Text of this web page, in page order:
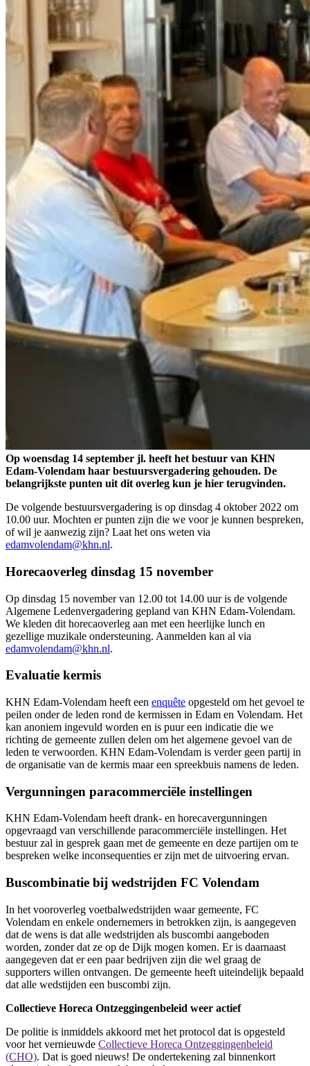
Op woensdag 14 september jl. heeft het bestuur van KHN
Edam-Volendam haar bestuursvergadering gehouden. De
belangrijkste punten uit dit overleg kun je hier terugvinden.
De volgende bestuursvergadering is op dinsdag 4 oktober 2022 om
10.00 uur. Mochten er punten zijn die we voor je kunnen bespreken,
of wil je aanwezig zijn? Laat het ons weten via
edamvolendam@khn.nl.
Horecaoverleg dinsdag 15 november
Op dinsdag 15 november van 12.00 tot 14.00 uur is de volgende
Algemene Ledenvergadering gepland van KHN Edam-Volendam.
We kleden dit horecaoverleg aan met een heerlijke lunch en
gezellige muzikale ondersteuning. Aanmelden kan al via
edamvolendam@khn.nl.
Evaluatie kermis
KHN Edam-Volendam heeft een enquête opgesteld om het gevoel te
peilen onder de leden rond de kermissen in Edam en Volendam. Het
kan anoniem ingevuld worden en is puur een indicatie die we
richting de gemeente zullen delen om het algemene gevoel van de
leden te verwoorden. KHN Edam-Volendam is verder geen partij in
de organisatie van de kermis maar een spreekbuis namens de leden.
Vergunningen paracommerciële instellingen
KHN Edam-Volendam heeft drank- en horecavergunningen
opgevraagd van verschillende paracommerciële instellingen. Het
bestuur zal in gesprek gaan met de gemeente en deze partijen om te
bespreken welke inconsequenties er zijn met de uitvoering ervan.
Buscombinatie bij wedstrijden FC Volendam
In het vooroverleg voetbalwedstrijden waar gemeente, FC
Volendam en enkele ondernemers in betrokken zijn, is aangegeven
dat de wens is dat alle wedstrijden als buscombi aangeboden
worden, zonder dat ze op de Dijk mogen komen. Er is daarnaast
aangegeven dat er een paar bedrijven zijn die wel graag de
supporters willen ontvangen. De gemeente heeft uiteindelijk bepaald
dat alle wedstijden een buscombi zijn.
Collectieve Horeca Ontzeggingenbeleid weer actief
De politie is inmiddels akkoord met het protocol dat is opgesteld
voor het vernieuwde Collectieve Horeca Ontzeggingenbeleid
(CHO). Dat is goed nieuws! De ondertekening zal binnenkort